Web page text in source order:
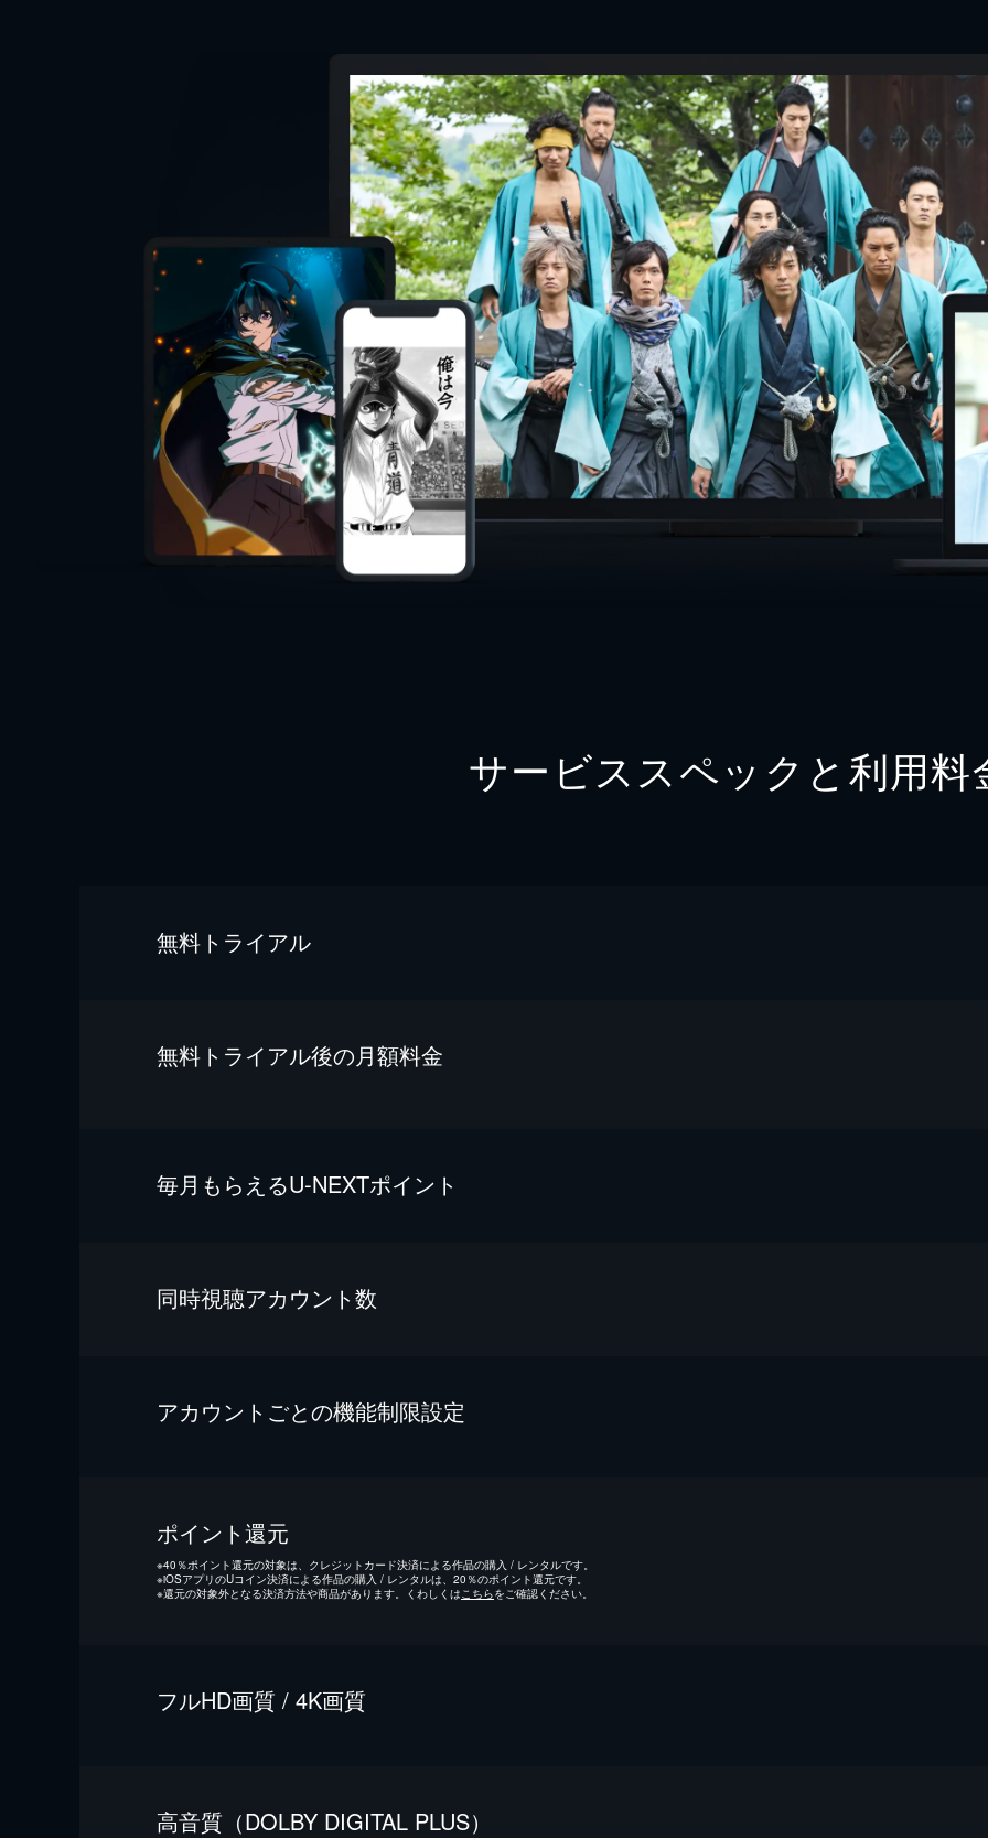
サービススペックと利用料
無料トライアル
無料トライアル後の⽉額料金
毎⽉もらえるU-NEXTポイント
同時視聴アカウント数
アカウントごとの機能制限設定
ポイント還元
※40％ポイント還元の対象は、クレジットカード決済による作品の購入 / レンタルです。
※iOSアプリのUコイン決済による作品の購入 / レンタルは、20％のポイント還元です。
※還元の対象外となる決済方法や商品があります。くわしくは こちらをご確認ください。
フルHD画質 / 4K画質
⾼⾳質（DOLBY DIGITAL PLUS）